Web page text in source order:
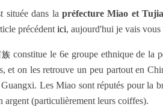
située dans la préfecture Miao et
précédentici, aujourd'hui je vais
constitue le 6e groupe ethnique de la
et on les retrouve un peu partout en
Les Miao sont réputés pour la
argent (particulièrement leurs coiffes).